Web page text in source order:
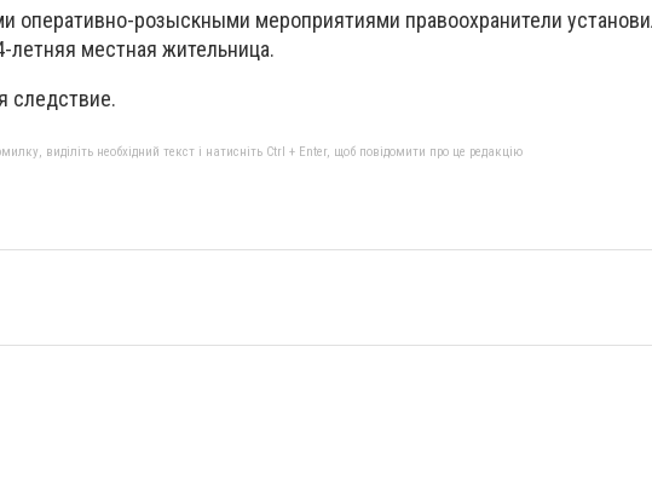
оперативно-розыскными мероприятиями правоохранители
летняя местная жительница.
следствие.
виділіть необхідний текст і натисніть Ctrl + Enter, щоб повідомити про це редакцію